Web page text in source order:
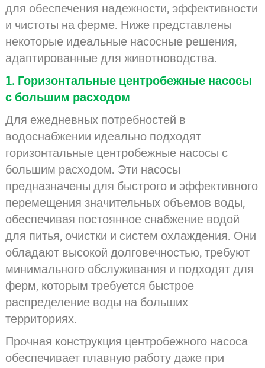
для обеспечения надежности, эффективности
и чистоты на ферме. Ниже представлены
некоторые идеальные насосные решения,
адаптированные для животноводства.
1. Горизонтальные центробежные насосы
с большим расходом
Для ежедневных потребностей в
водоснабжении идеально подходят
горизонтальные центробежные насосы с
большим расходом. Эти насосы
предназначены для быстрого и эффективного
перемещения значительных объемов воды,
обеспечивая постоянное снабжение водой
для питья, очистки и систем охлаждения. Они
обладают высокой долговечностью, требуют
минимального обслуживания и подходят для
ферм, которым требуется быстрое
распределение воды на больших
территориях.
Прочная конструкция центробежного насоса
обеспечивает плавную работу даже при